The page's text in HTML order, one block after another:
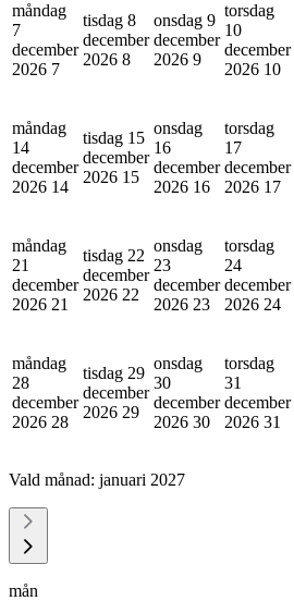
måndag
7
december
2026 7
tisdag 8
december
2026 8
onsdag 9
december
2026 9
torsdag
10
december
2026 10
måndag
14
december
2026 14
tisdag 15
december
2026 15
onsdag
16
december
2026 16
torsdag
17
december
2026 17
måndag
21
december
2026 21
tisdag 22
december
2026 22
onsdag
23
december
2026 23
torsdag
24
december
2026 24
måndag
28
december
2026 28
tisdag 29
december
2026 29
onsdag
30
december
2026 30
torsdag
31
december
2026 31
Vald månad: januari 2027
mån